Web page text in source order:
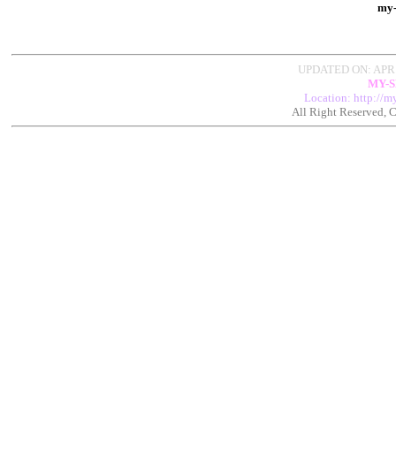
UPDATED ON:
MY-
Location: http://
All Right Reserved,